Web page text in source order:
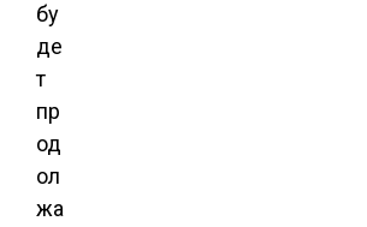
бу
де
т
пр
од
ол
жа